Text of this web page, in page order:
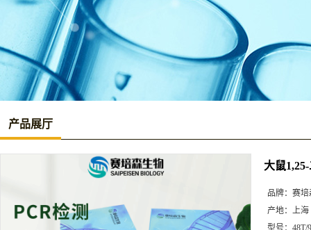
产品展厅
大鼠
品牌： 赛培
产地： 上海
型号： 48T/